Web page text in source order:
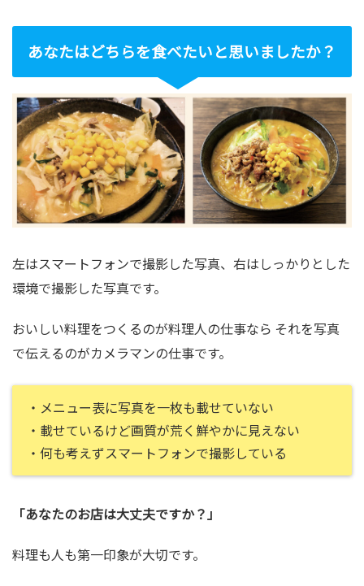
あなたはどちらを食べたいと思いましたか？
左はスマートフォンで撮影した写真、右はしっかりとした
環境で撮影した写真です。
おいしい料理をつくるのが料理人の仕事なら それを写真
で伝えるのがカメラマンの仕事です。
・メニュー表に写真を一枚も載せていない
・載せているけど画質が荒く鮮やかに見えない
・何も考えずスマートフォンで撮影している
「あなたのお店は大丈夫ですか？」
料理も人も第一印象が大切です。